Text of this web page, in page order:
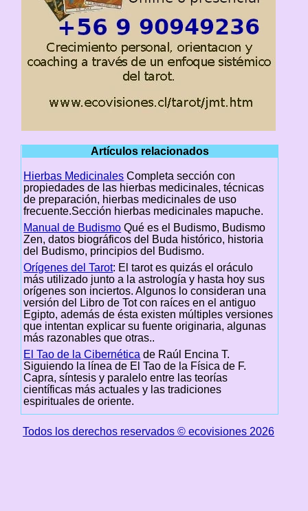
Artículos relacionados
Hierbas Medicinales Completa sección con
propiedades de las hierbas medicinales, técnicas
de preparación, hierbas medicinales de uso
frecuente.Sección hierbas medicinales mapuche.
Manual de Budismo Qué es el Budismo, Budismo
Zen, datos biográficos del Buda histórico, historia
del Budismo, principios del Budismo.
Orígenes del Tarot: El tarot es quizás el oráculo
más utilizado junto a la astrología y hasta hoy sus
orígenes son inciertos. Algunos lo consideran una
versión del Libro de Tot con raíces en el antiguo
Egipto, además de ésta existen múltiples versiones
que intentan explicar su fuente originaria, algunas
más razonables que otras..
El Tao de la Cibernética de Raúl Encina T.
Siguiendo la línea de El Tao de la Física de F.
Capra, síntesis y paralelo entre las teorías
científicas más actuales y las tradiciones
espirituales de oriente.
Todos los derechos reservados © ecovisiones 2026